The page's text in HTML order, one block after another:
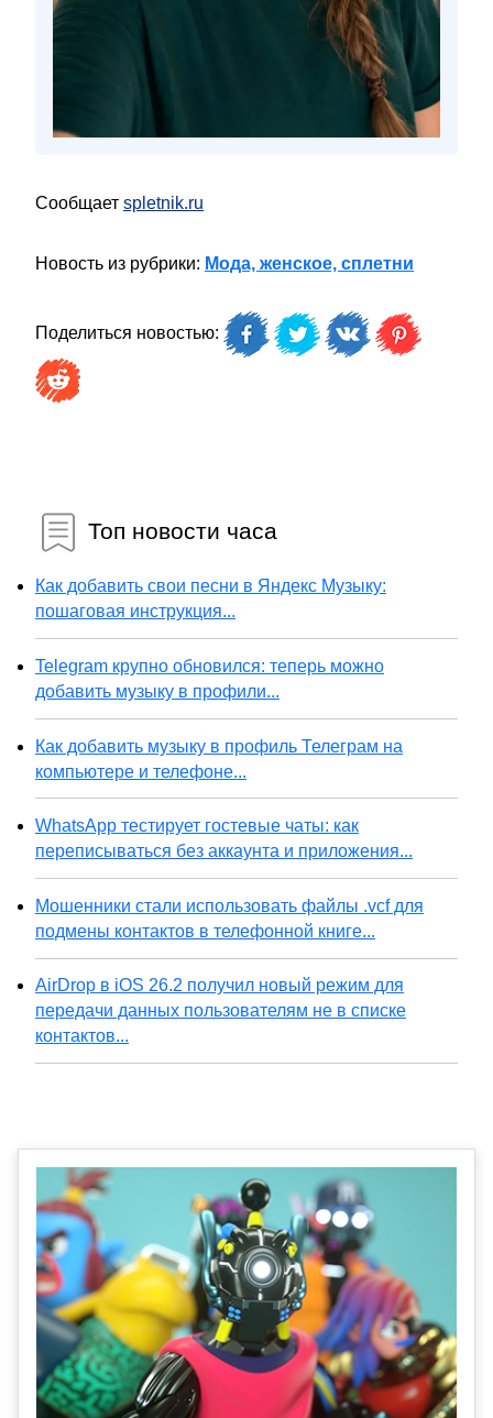
Сообщает spletnik.ru
Новость из рубрики: Мода, женское, сплетни
Поделиться новостью:
Топ новости часа
Как добавить свои песни в Яндекс Музыку:
пошаговая инструкция...
Telegram крупно обновился: теперь можно
добавить музыку в профили...
Как добавить музыку в профиль Телеграм на
компьютере и телефоне...
WhatsApp тестирует гостевые чаты: как
переписываться без аккаунта и приложения...
Мошенники стали использовать файлы .vcf для
подмены контактов в телефонной книге...
AirDrop в iOS 26.2 получил новый режим для
передачи данных пользователям не в списке
контактов...